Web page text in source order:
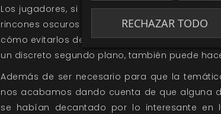
Los jugadores, si así lo desean, podrán
rincones oscuros del viaje en el tiempo, pero
cómo evitarlos de la manera más sencilla. Si
un discreto segundo plano, también puede
Además de ser necesario para que la
nos acabamos dando cuenta de que alguna
se habían decantado por lo interesante en
RECHAZAR TODO